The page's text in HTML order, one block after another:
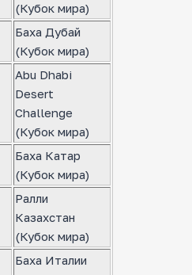
(Кубок мира)
Баха Дубай
(Кубок мира)
Abu Dhabi
Desert
Challenge
(Кубок мира)
Баха Катар
(Кубок мира)
Ралли
Казахстан
(Кубок мира)
Баха Италии